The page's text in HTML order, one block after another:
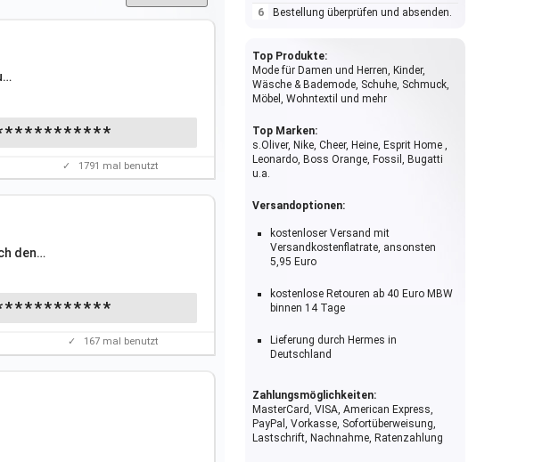
…
✓ 1791 mal benutzt
den…
✓ 167 mal benutzt
Bestellung überprüfen und absenden.
Top Produkte:
Mode für Damen und Herren, Kinder,
Wäsche & Bademode, Schuhe, Schmuck,
Möbel, Wohntextil und mehr
Top Marken:
s.Oliver, Nike, Cheer, Heine, Esprit Home ,
Leonardo, Boss Orange, Fossil, Bugatti
u.a.
Versandoptionen:
kostenloser Versand mit
Versandkostenflatrate, ansonsten
5,95 Euro
kostenlose Retouren ab 40 Euro MBW
binnen 14 Tage
Lieferung durch Hermes in
Deutschland
Zahlungsmöglichkeiten:
MasterCard, VISA, American Express,
PayPal, Vorkasse, Sofortüberweisung,
Lastschrift, Nachnahme, Ratenzahlung